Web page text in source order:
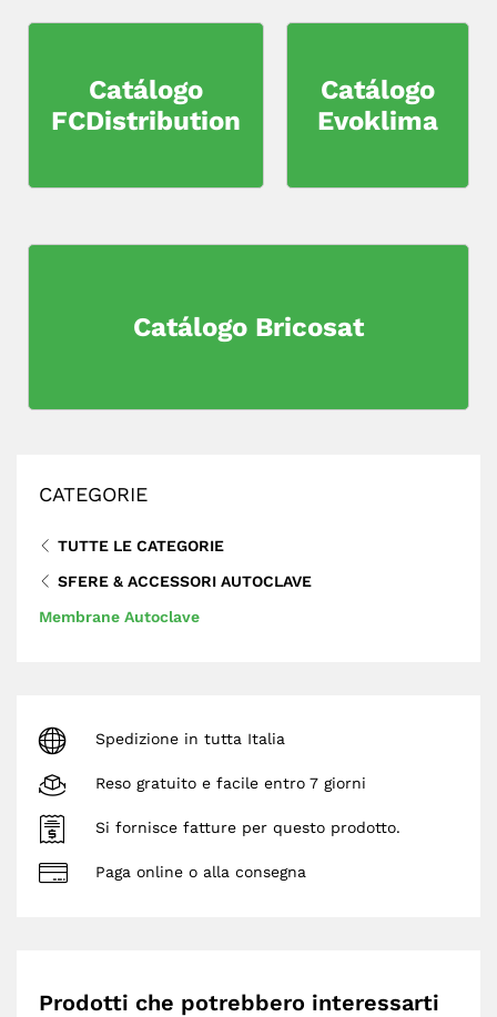
Catálogo
FCDistribution
Catálogo
Evoklima
Catálogo Bricosat
CATEGORIE
TUTTE LE CATEGORIE
SFERE & ACCESSORI AUTOCLAVE
Membrane Autoclave
Spedizione in tutta Italia
Reso gratuito e facile entro 7 giorni
Si fornisce fatture per questo prodotto.
Paga online o alla consegna
Prodotti che potrebbero interessarti